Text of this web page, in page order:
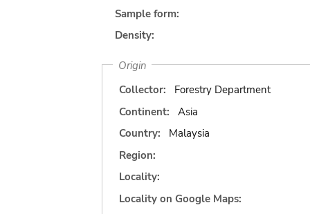
Sample form:
Density:
Origin
Collector:
Forestry Department
Continent:
Asia
Country:
Malaysia
Region:
Locality:
Locality on Google Maps: